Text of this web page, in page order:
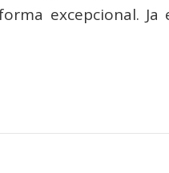
excepcional. Ja